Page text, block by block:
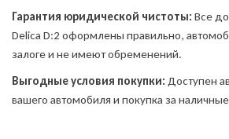
Гарантия юридической чистоты: Все
Delica D:2 оформлены правильно,
залоге и не имеют обременений.
Выгодные условия покупки: Доступен
вашего автомобиля и покупка за